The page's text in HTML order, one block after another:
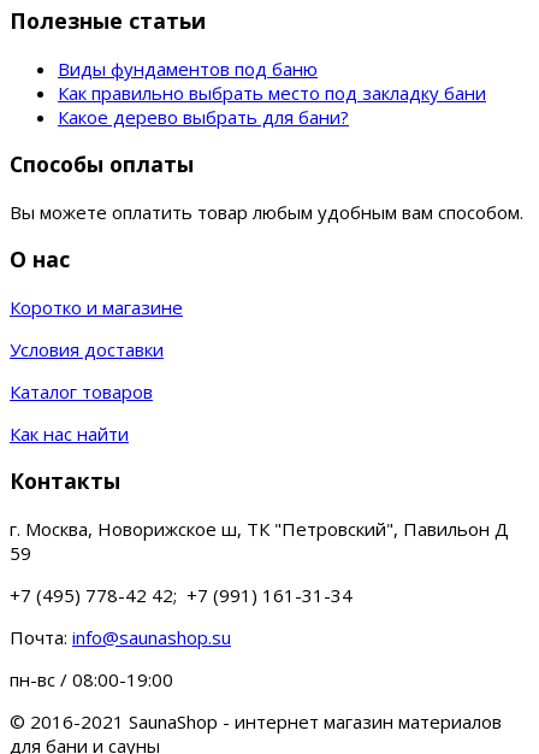
Полезные статьи
Виды фундаментов под баню
Как правильно выбрать место под закладку бани
Какое дерево выбрать для бани?
Способы оплаты
Вы можете оплатить товар любым удобным вам способом.
О нас
Коротко и магазине
Условия доставки
Каталог товаров
Как нас найти
Контакты
г. Москва, Новорижское ш, ТК "Петровский", Павильон Д
59
+7 (495) 778-42 42; +7 (991) 161-31-34
Почта: info@saunashop.su
пн-вс / 08:00-19:00
© 2016-2021 SaunaShop - интернет магазин материалов
для бани и сауны